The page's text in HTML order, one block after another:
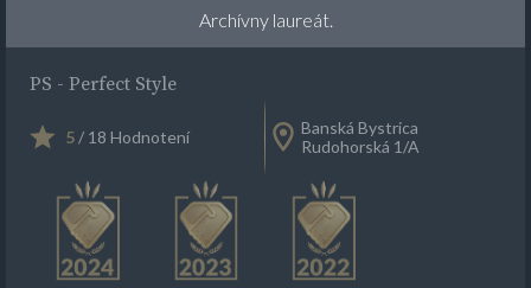
Archívny laureát.
PS - Perfect Style
5/ 18 Hodnotení
Banská Bystrica
Rudohorská 1/A